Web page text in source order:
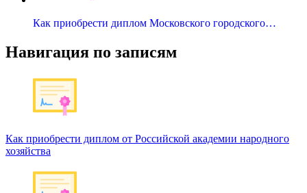
Как приобрести диплом Московского городского…
Навигация по записям
Как приобрести диплом от Российской академии народного
хозяйства